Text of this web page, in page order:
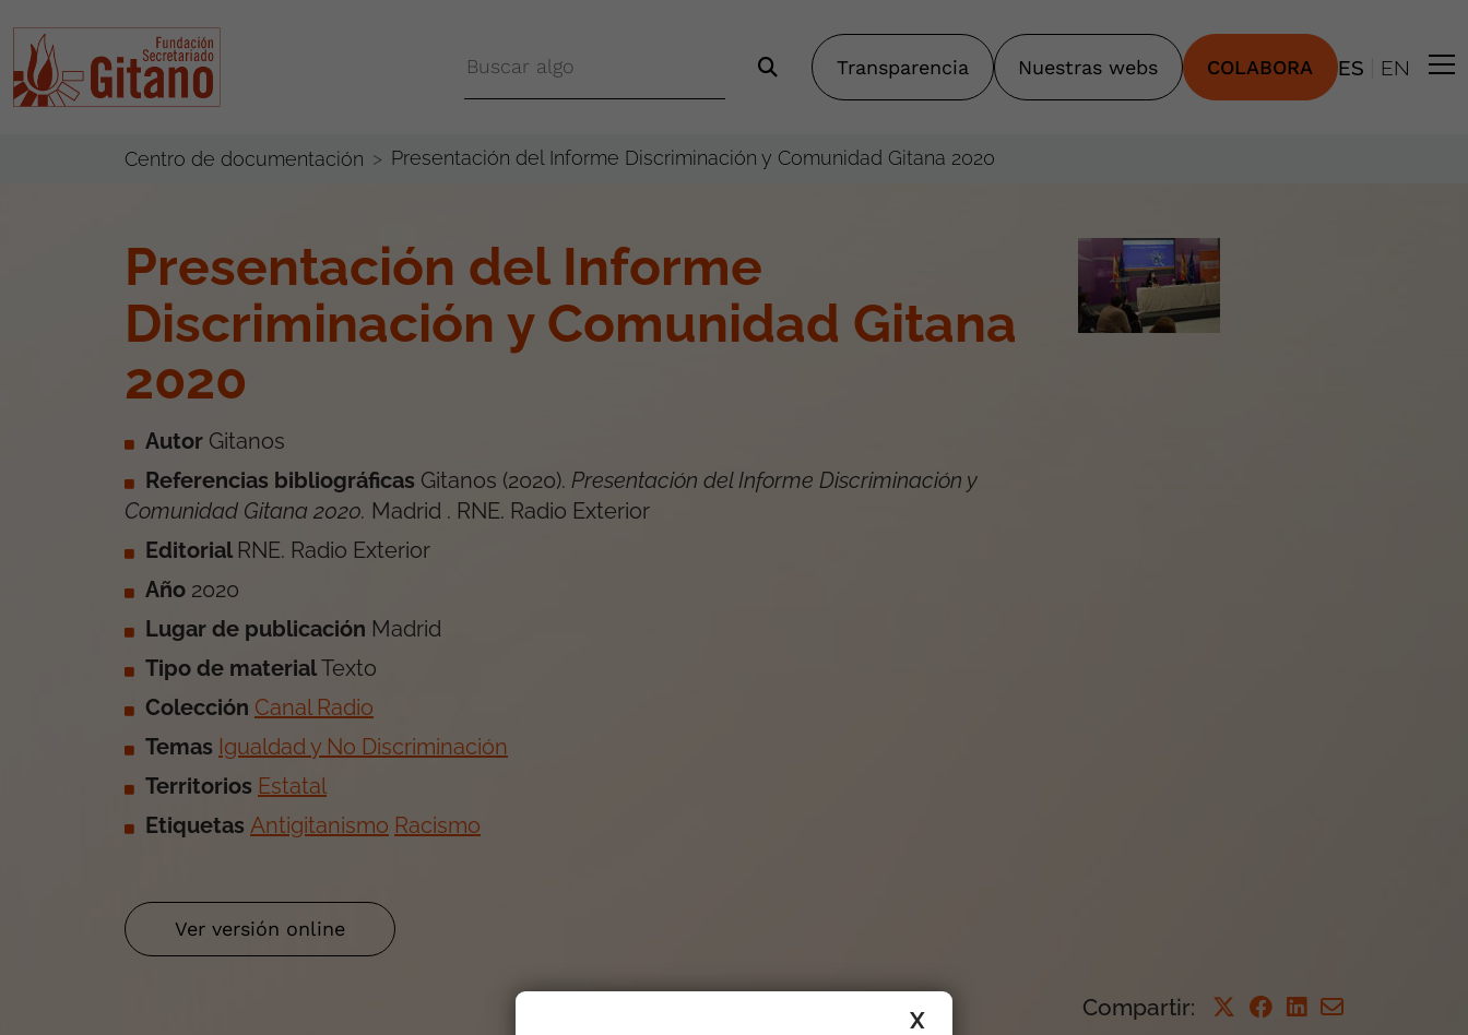
Transparencia Nuestras webs COLABORA ES EN
Centro de documentación Presentación del Informe Discriminación y Comunidad Gitana 2020
Presentación del Informe
Discriminación y Comunidad Gitana
2020
Autor Gitanos
Referencias bibliográficas Gitanos (2020). Presentación del Informe Discriminación y
Comunidad Gitana 2020. Madrid . RNE. Radio Exterior
Editorial RNE. Radio Exterior
Año 2020
Lugar de publicación Madrid
Tipo de material Texto
Colección Canal Radio
Temas Igualdad y No Discriminación
Territorios Estatal
Etiquetas Antigitanismo Racismo
Ver versión online
Compartir:
X